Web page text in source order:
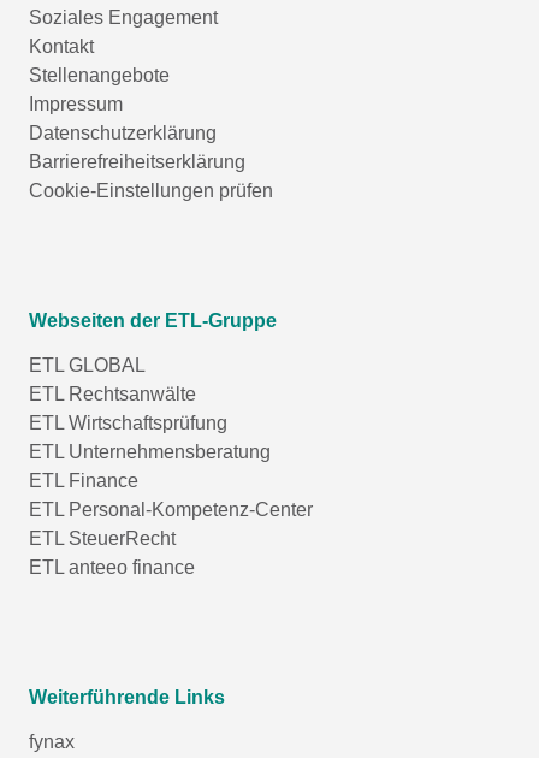
Soziales Engagement
Kontakt
Stellenangebote
Impressum
Datenschutzerklärung
Barrierefreiheitserklärung
Cookie-Einstellungen prüfen
Webseiten der ETL-Gruppe
ETL GLOBAL
ETL Rechtsanwälte
ETL Wirtschaftsprüfung
ETL Unternehmensberatung
ETL Finance
ETL Personal-Kompetenz-Center
ETL SteuerRecht
ETL anteeo finance
Weiterführende Links
fynax